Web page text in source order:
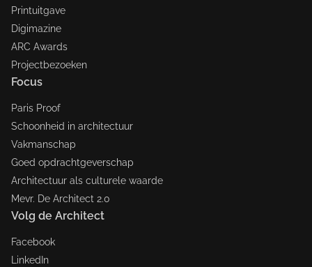
Printuitgave
Digimazine
ARC Awards
Projectbezoeken
Focus
Paris Proof
Schoonheid in architectuur
Vakmanschap
Goed opdrachtgeverschap
Architectuur als culturele waarde
Mevr. De Architect 2.0
Volg de Architect
Facebook
LinkedIn